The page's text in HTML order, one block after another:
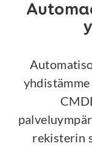
rekisterin